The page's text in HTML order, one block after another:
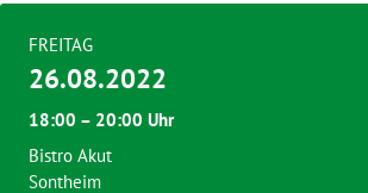
FREITAG
26.08.2022
18:00 – 20:00 Uhr
Bistro Akut
Sontheim